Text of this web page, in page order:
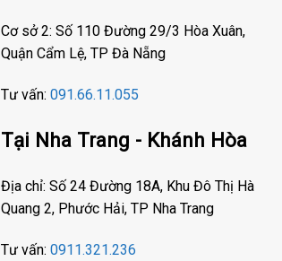
Cơ sở 2: Số 110 Đường 29/3 Hòa Xuân,
Quận Cẩm Lệ, TP Đà Nẵng
Tư vấn: 091.66.11.055
Tại Nha Trang - Khánh Hòa
Địa chỉ: Số 24 Đường 18A, Khu Đô Thị Hà
Quang 2, Phước Hải, TP Nha Trang
Tư vấn: 0911.321.236